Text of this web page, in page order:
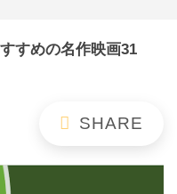
すめの名作映画31